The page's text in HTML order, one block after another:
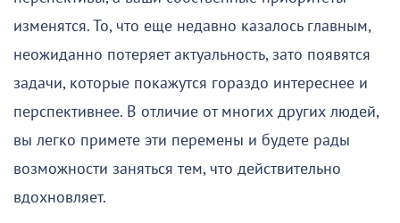
изменятся. То, что еще недавно казалось главным,
неожиданно потеряет актуальность, зато появятся
задачи, которые покажутся гораздо интереснее и
перспективнее. В отличие от многих других людей,
вы легко примете эти перемены и будете рады
возможности заняться тем, что действительно
вдохновляет.